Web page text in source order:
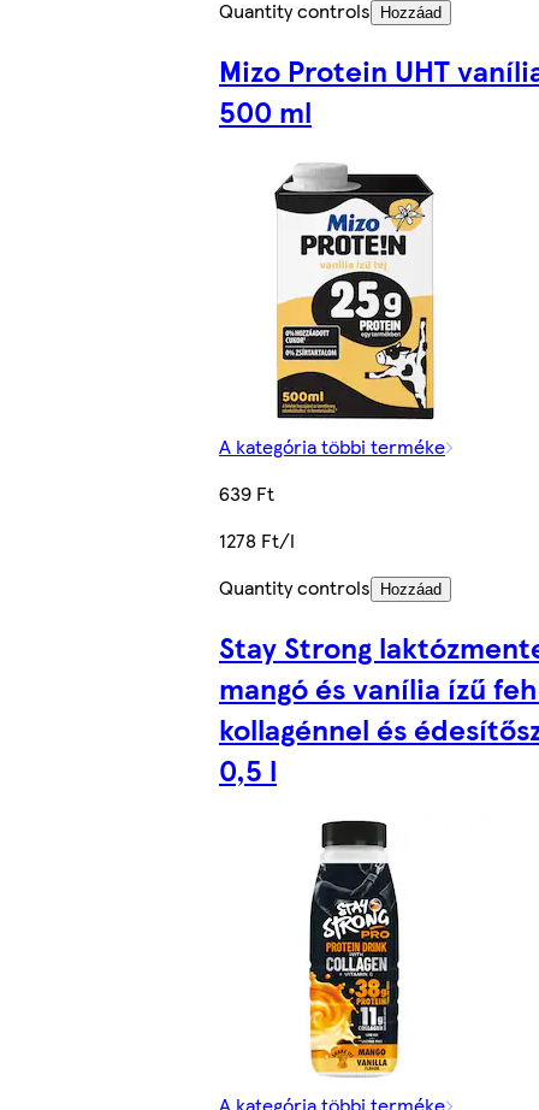
Quantity controls
Hozzáad
Mizo Protein UHT
500 ml
A kategória többi terméke
639 Ft
1278 Ft/l
Quantity controls
Hozzáad
Stay Strong
mangó és vanília ízű
kollagénnel és
0,5 l